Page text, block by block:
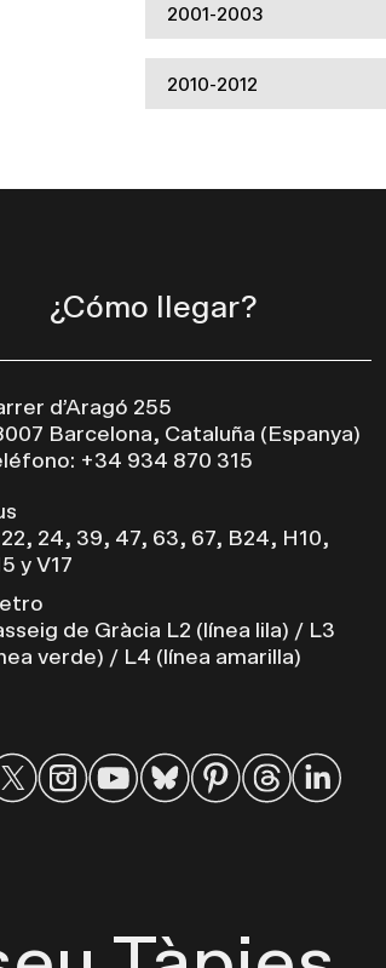
2001-2003
2010-2012
¿Cómo llegar?
d’Aragó 255
Barcelona, Cataluña (Espanya)
+34 934 870 315
22, 24, 39, 47, 63, 67, B24, H10,
y V17
de Gràcia L2 (línea lila) / L3
verde) / L4 (línea amarilla)